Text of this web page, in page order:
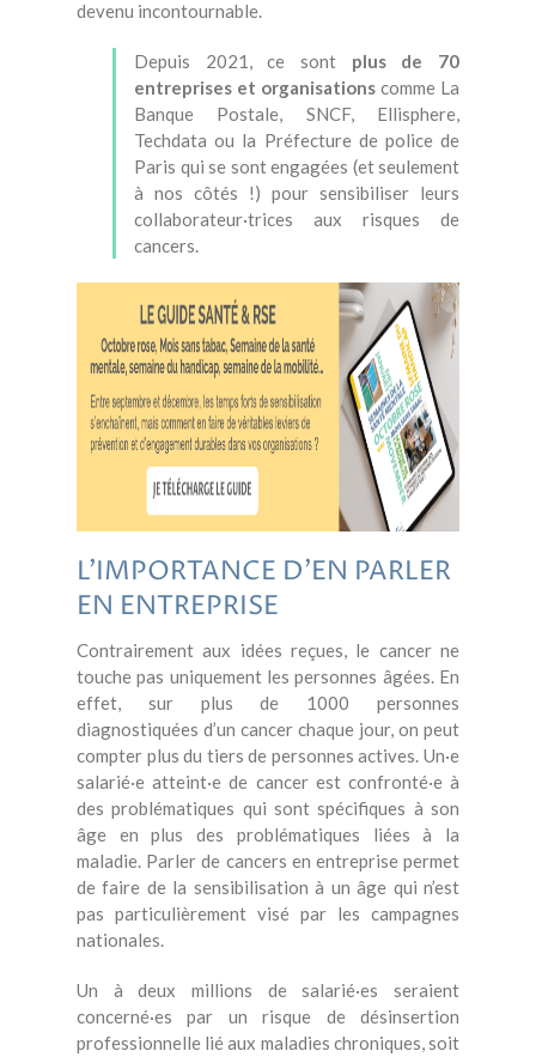
devenu incontournable.
Depuis 2021, ce sont plus de 70
entreprises et organisations comme La
Banque Postale, SNCF, Ellisphere,
Techdata ou la Préfecture de police de
Paris qui se sont engagées (et seulement
à nos côtés !) pour sensibiliser leurs
collaborateur·trices aux risques de
cancers.
L’IMPORTANCE D’EN PARLER
EN ENTREPRISE
Contrairement aux idées reçues, le cancer ne
touche pas uniquement les personnes âgées. En
effet, sur plus de 1000 personnes
diagnostiquées d’un cancer chaque jour, on peut
compter plus du tiers de personnes actives. Un·e
salarié·e atteint·e de cancer est confronté·e à
des problématiques qui sont spécifiques à son
âge en plus des problématiques liées à la
maladie. Parler de cancers en entreprise permet
de faire de la sensibilisation à un âge qui n’est
pas particulièrement visé par les campagnes
nationales.
Un à deux millions de salarié·es seraient
concerné·es par un risque de désinsertion
professionnelle lié aux maladies chroniques, soit